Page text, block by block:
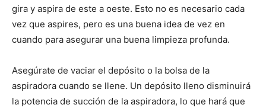
gira y aspira de este a oeste. Esto no es necesario cada
vez que aspires, pero es una buena idea de vez en
cuando para asegurar una buena limpieza profunda.
Asegúrate de vaciar el depósito o la bolsa de la
aspiradora cuando se llene. Un depósito lleno disminuirá
la potencia de succión de la aspiradora, lo que hará que